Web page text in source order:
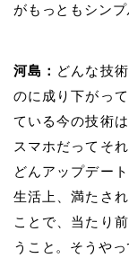
がもっともシンプ
河島： どんな技
のに成り下がっ
ている今の技術
スマホだってそ
どんアップデー
生活上、満たさ
ことで、当たり
うこと。そうや